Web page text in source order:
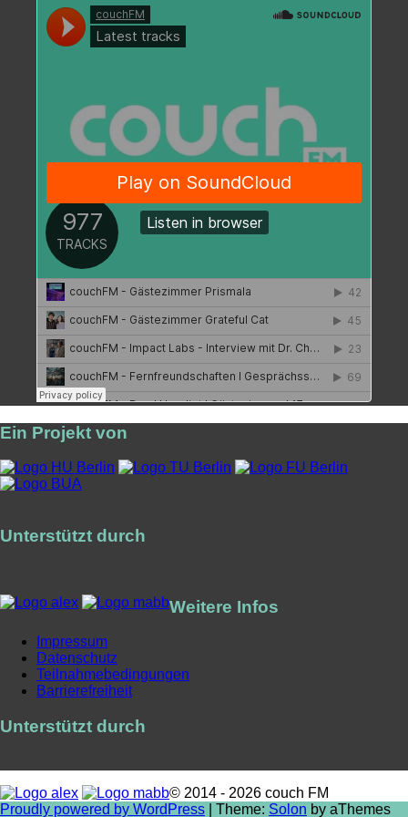
Ein Projekt von
Unterstützt durch
Weitere Infos
Impressum
Datenschutz
Teilnahmebedingungen
Barrierefreiheit
Unterstützt durch
© 2014 - 2026 couch FM
Proudly powered by WordPress
Theme: Solon by aThemes